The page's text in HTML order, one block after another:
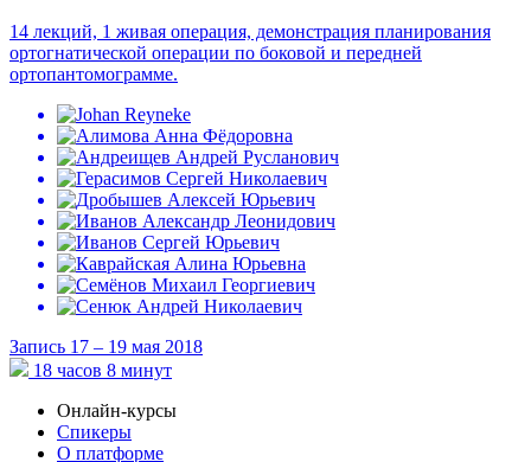
14 лекций, 1 живая операция, демонстрация планирования
ортогнатической операции по боковой и передней
ортопантомограмме.
Запись 17 – 19 мая 2018
18 часов 8 минут
Онлайн-курсы
Спикеры
О платформе